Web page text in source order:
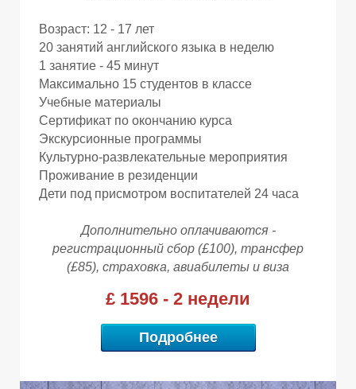
З
З
Возраст: 12 - 17 лет
20 занятий английского языка в неделю
1 занятие - 45 минут
Максимально 15 студентов в классе
Учебные материалы
Сертификат по окончанию курса
Экскурсионные программы
Культурно-развлекательные мероприятия
Проживание в резиденции
Дети под присмотром воспитателей 24 часа
Дополнительно оплачиваются -
регистрационный сбор (£100), трансфер
(£85), страховка, авиабилеты и виза
£ 1596 - 2 недели
Подробнее
З